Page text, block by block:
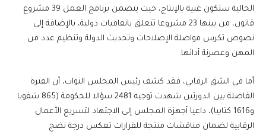
الحالية ستكون غنية بالإنتاج، حيث يتضمن برنامج العمل 39 مشروع
قانون، من بينها 23 مشروعا تتعلق باتفاقيات دولية، بالإضافة إلى
نصوص تكرس مواصلة الإصلاحات وتحديث الدولة وتنظيم عدد من
المهن وعصرنة أدائها.
أما في الشق الرقابي، فقد كشف رئيس المجلس النواب، أن الفترة
الفاصلة بين الدورتين شهدت توجيه 2481 سؤالا للحكومة (865 شفويا
و1616 كتابيا)، داعيا أجهزة المجلس إلى الاجتهاد لتسريع الأعمال
الرقابية لضمان مناقشات منتجة للقرارات تعكس درجة نضج